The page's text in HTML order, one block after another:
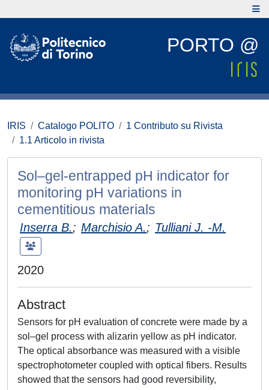
PORTO @
IRIS Catalogo POLITO
1 Contributo su Rivista
1.1 Articolo in rivista
Sol–gel-entrapped pH indicator for
monitoring pH variations in
cementitious materials
Inserra B.; Marchisio A.; Tulliani J. -M.
2020
Abstract
Sensors for pH evaluation of concrete were made by a
sol–gel process with alizarin yellow as pH indicator.
The optical absorbance was measured with a visible
spectrophotometer coupled with optical fibers. Results
showed that the sensors had good reversibility,